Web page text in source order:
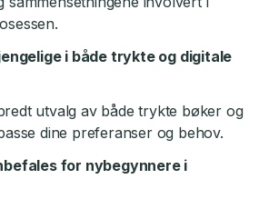
i både trykte og digitale
utvalg av både trykte bøker og
dine preferanser og behov.
for nybegynnere i